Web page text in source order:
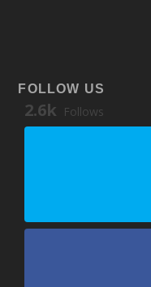
FOLLOW US
2.6k Follows